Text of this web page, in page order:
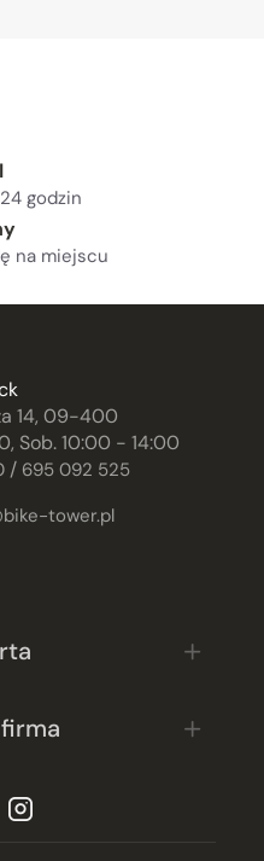
sob. 10:00 - 14:00
godzin
na miejscu
14, 09-400
Sob. 10:00 - 14:00
/ 695 092 525
tower.pl